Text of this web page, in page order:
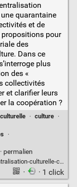
quarantaine
et de
pour
des
Dans ce
plus
des «
collectivités
et clarifier leurs
la coopération ?
· culture ·
·
permalien
competences-brider-cooperation/
· · 1 click